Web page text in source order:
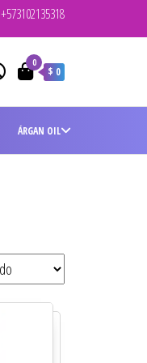
+573102135318
0
$ 0
ÁRGAN OIL